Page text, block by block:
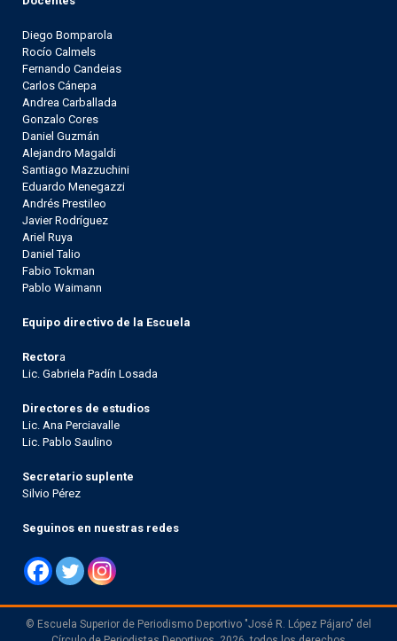
Diego Bomparola
Rocío Calmels
Fernando Candeias
Carlos Cánepa
Andrea Carballada
Gonzalo Cores
Daniel Guzmán
Alejandro Magaldi
Santiago Mazzuchini
Eduardo Menegazzi
Andrés Prestileo
Javier Rodríguez
Ariel Ruya
Daniel Talio
Fabio Tokman
Pablo Waimann
Equipo directivo de la Escuela
Rectora
Lic. Gabriela Padín Losada
Directores de estudios
Lic. Ana Perciavalle
Lic. Pablo Saulino
Secretario suplente
Silvio Pérez
Seguinos en nuestras redes
© Escuela Superior de Periodismo Deportivo "José R. López Pájaro" del